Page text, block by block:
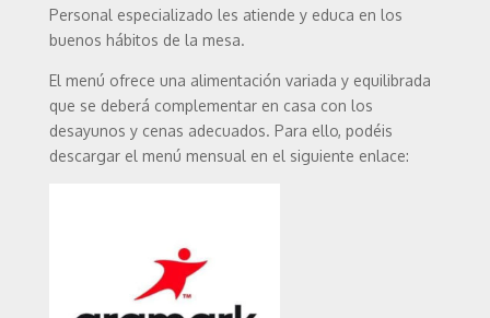
Personal especializado les atiende y educa en los
buenos hábitos de la mesa.
El menú ofrece una alimentación variada y equilibrada
que se deberá complementar en casa con los
desayunos y cenas adecuados. Para ello, podéis
descargar el menú mensual en el siguiente enlace: